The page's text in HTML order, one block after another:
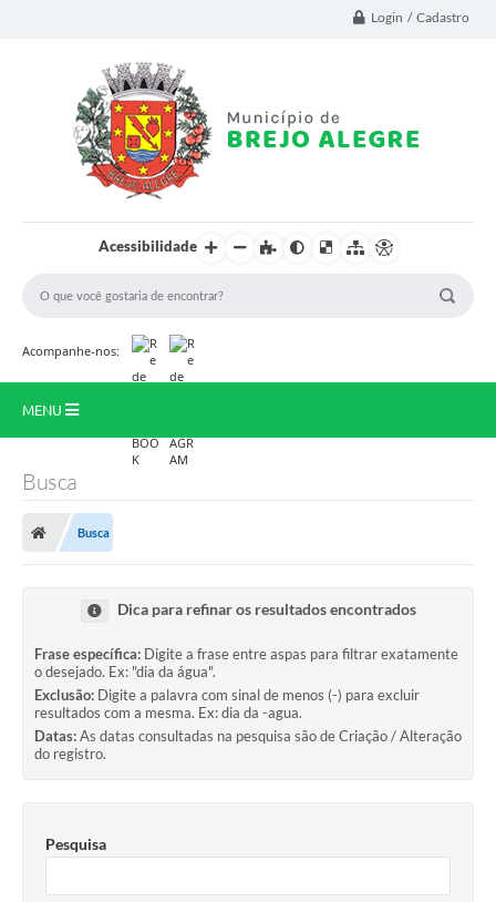
Login / Cadastro
Acessibilidade
Acompanhe-nos:
MENU
Transparência
Diário Oficial
Legislação
Sic
Contato
FAQ - Perguntas e Respostas Frequentes
Notícias
Carne IPTU
Busca
Busca
Dica para refinar os resultados encontrados
Frase específica: Digite a frase entre aspas para filtrar exatamente
o desejado. Ex: "dia da água".
Exclusão: Digite a palavra com sinal de menos (-) para excluir
resultados com a mesma. Ex: dia da -agua.
Datas:As datas consultadas na pesquisa são de Criação / Alteração
do registro.
Pesquisa